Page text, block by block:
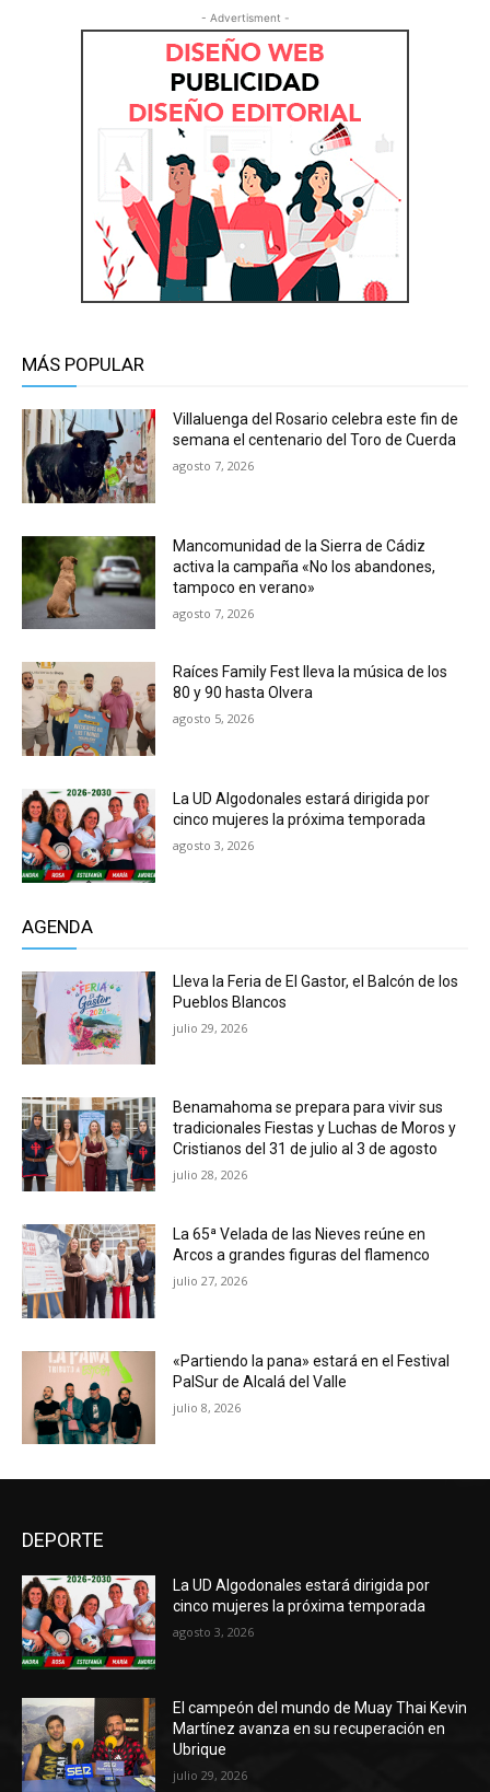
- Advertisment -
MÁS POPULAR
Villaluenga del Rosario celebra este fin de
semana el centenario del Toro de Cuerda
agosto 7, 2026
Mancomunidad de la Sierra de Cádiz
activa la campaña «No los abandones,
tampoco en verano»
agosto 7, 2026
Raíces Family Fest lleva la música de los
80 y 90 hasta Olvera
agosto 5, 2026
La UD Algodonales estará dirigida por
cinco mujeres la próxima temporada
agosto 3, 2026
AGENDA
Lleva la Feria de El Gastor, el Balcón de los
Pueblos Blancos
julio 29, 2026
Benamahoma se prepara para vivir sus
tradicionales Fiestas y Luchas de Moros y
Cristianos del 31 de julio al 3 de agosto
julio 28, 2026
La 65ª Velada de las Nieves reúne en
Arcos a grandes figuras del flamenco
julio 27, 2026
«Partiendo la pana» estará en el Festival
PalSur de Alcalá del Valle
julio 8, 2026
DEPORTE
La UD Algodonales estará dirigida por
cinco mujeres la próxima temporada
agosto 3, 2026
El campeón del mundo de Muay Thai Kevin
Martínez avanza en su recuperación en
Ubrique
julio 29, 2026